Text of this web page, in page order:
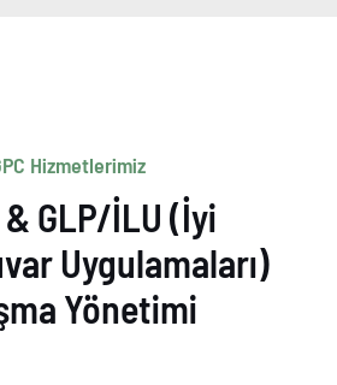
Hizmetlerimiz
& GLP/İLU (İyi
Uygulamaları)
Yönetimi